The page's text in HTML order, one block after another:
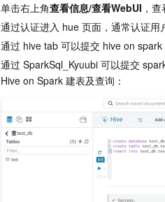
单击右上角查看信息/查看WebUI ，
通过认证进入 hue 页面，通常认证用
通过 hive tab 可以提交 hive on spark
通过 SparkSql_Kyuubi 可以提交